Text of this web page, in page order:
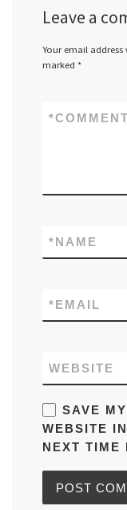
Leave a
Your email
marked *
COMMENT
*
NAME
*
EMAIL
*
WEBSITE
SAVE
WEBSITE
NEXT TIME